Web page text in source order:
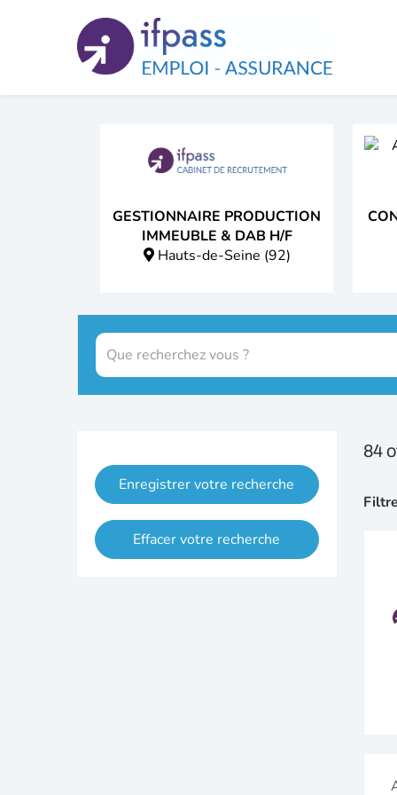
GESTIONNAIRE PRODUCTION
IMMEUBLE & DAB H/F
Hauts-de-Seine (92)
Enregistrer votre recherche
Effacer votre recherche
84